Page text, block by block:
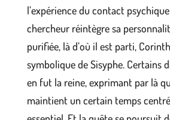
l’expérience du contact
chercheur réintègre sa
purifiée, là d’où il est parti,
symbolique de Sisyphe. Certains
en fut la reine, exprimant par là
maintient un certain temps